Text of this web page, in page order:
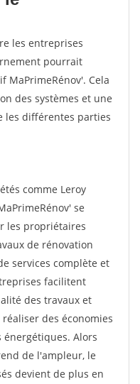
les entreprises
pourrait
Cela
des systèmes et une
les différentes parties
comme Leroy
se
les propriétaires
de rénovation
services complète et
facilitent
des travaux et
des économies
Alors
de l'ampleur, le
devient de plus en